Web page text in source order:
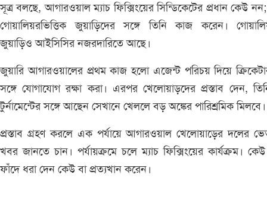
সূত্র বলছে, আগারওয়াল ম্যাচ ফিক্সিংয়ের সিন্ডিকেটের প্রধান কেউ
গোয়ালিয়রভিত্তিক জুয়াড়িদের সঙ্গে তিনি কাজ করেন।
জুয়াড়িও আইসিসির নজরদারিতে আছে।
জুয়ারি আগারওয়ালের প্রথম কাজ হলো এজেন্ট পরিচয় দিয়ে
সঙ্গে যোগাযোগ রক্ষা করা। এরপর খেলোয়াড়দের প্রস্তাব দেন,
টুর্নামেন্টের সঙ্গে আছেন সেখানে খেললে বড় অঙ্কের পারিশ্রমিক মিলবে।
প্রস্তাব গ্রহণ করলে এক পর্যায়ে আগারওয়াল খেলোয়াড়ের দলের
খবর জানতে চান। পর্যায়ক্রমে চলে ম্যাচ ফিক্সিংয়ের কার্যক্রম।
ফাঁদে ধরা দেন কেউ বা প্রত্যখান করেন।